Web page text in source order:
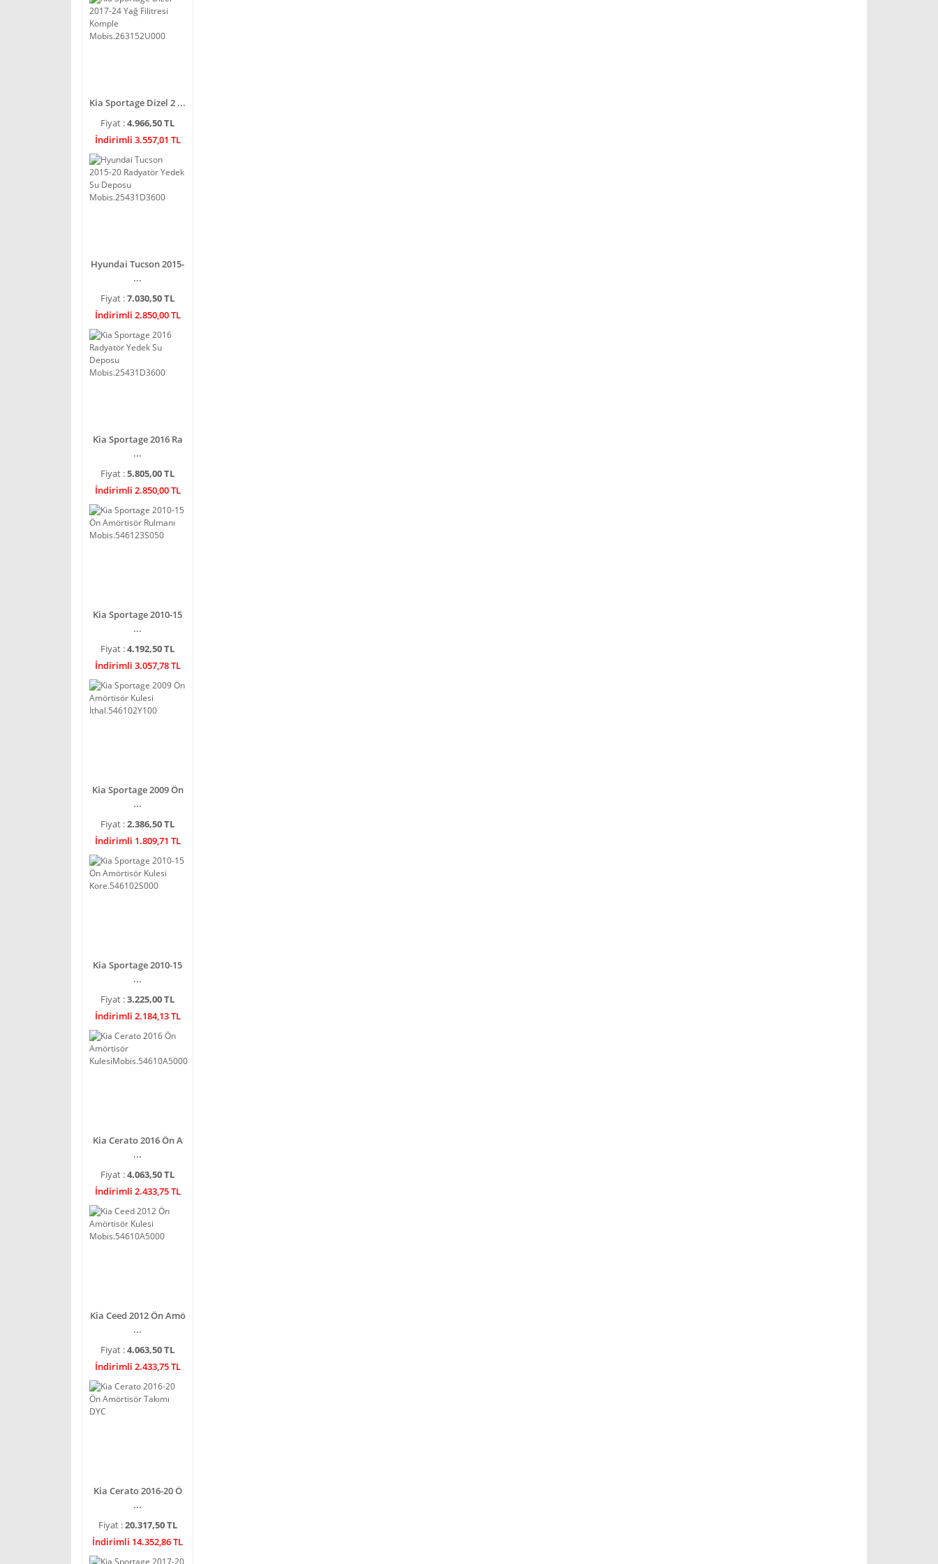
Kia Sportage Dizel 2 ...
Fiyat :4.966,50 TL
İndirimli 3.557,01 TL
Hyundai Tucson 2015-
...
Fiyat :7.030,50 TL
İndirimli 2.850,00 TL
Kia Sportage 2016 Ra
...
Fiyat :5.805,00 TL
İndirimli 2.850,00 TL
Kia Sportage 2010-15
...
Fiyat :4.192,50 TL
İndirimli 3.057,78 TL
Kia Sportage 2009 Ön
...
Fiyat :2.386,50 TL
İndirimli 1.809,71 TL
Kia Sportage 2010-15
...
Fiyat :3.225,00 TL
İndirimli 2.184,13 TL
Kia Cerato 2016 Ön A
...
Fiyat :4.063,50 TL
İndirimli 2.433,75 TL
Kia Ceed 2012 Ön Amö
...
Fiyat :4.063,50 TL
İndirimli 2.433,75 TL
Kia Cerato 2016-20 Ö
...
Fiyat :20.317,50 TL
İndirimli 14.352,86 TL